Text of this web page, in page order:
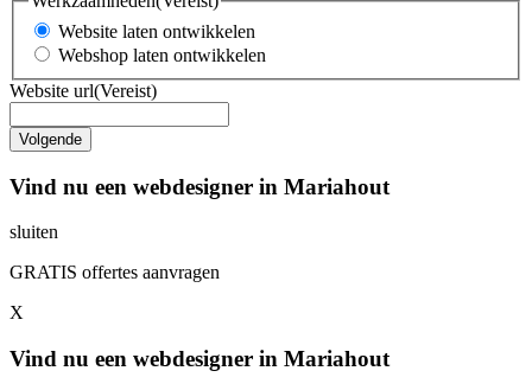
Website laten ontwikkelen
Webshop laten ontwikkelen
Website url(Vereist)
Vind nu een webdesigner in Mariahout
sluiten
GRATIS offertes aanvragen
X
Vind nu een webdesigner in Mariahout